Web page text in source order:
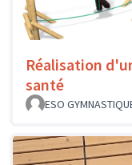
Réalisation
santé
ESO